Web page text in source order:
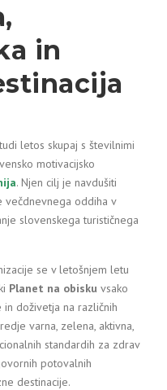
in
letos skupaj s številnimi
motivacijsko
. Njen cilj je navdušiti
oddiha v
slovenskega turističnega
se v letošnjem letu
Planet na obisku vsako
doživetja na različnih
varna, zelena, aktivna,
standardih za zdrav
potovalnih
destinacije.